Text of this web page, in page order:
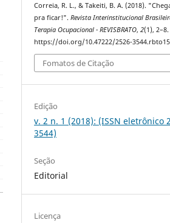
Correia, R. L., & Takeiti, B. A. (2018).
pra ficar!".Revista Interinstitucional
Terapia Ocupacional - REVISBRATO,2(1), 2–8.
https://doi.org/10.47222/2526-
Fomatos de Citação
Edição
v. 2 n. 1 (2018): (ISSN eletrônico
3544)
Seção
Editorial
Licença